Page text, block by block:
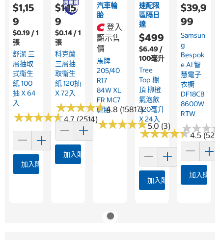
$1,15
9
$0.19 / 1
張
舒潔 三
層抽取
式衛生
紙 100
抽 X 64
入
★★★★★
★★★★★4.7 (2514)
加入購物車
$1,15
9
$0.14 / 1
張
科克蘭
三層抽
取衛生
紙 120抽
X 72入
★★★★★
★★★★★4.8 (15817)
加入購物車
汽車輪
胎
登入
顯示售
價
馬牌
205/40
R17
84W XL
FR MC7
輪胎
★★★★★
★★★★★5.0 (3)
速配限
區隔日
達
$499
$6.49 /
100毫升
Tree
Top 樹
頂 柳橙
氣泡飲
320毫升
X 24入
★★★★★
★★★★★4.5 (52)
加入購物車
$39,9
99
Samsun
G
Bespok
E AI 智
慧電子
衣櫥
DF18CB
8600W
RTW
★★★
★★★
加入購物